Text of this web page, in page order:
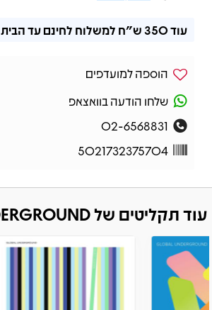
עוד350 ש"ח למשלוח לחינם עד הבית
הוספה למועדפים
שלחו הודעה בוואצאפ
02-6568831
5021732375704
עוד תקליטים של GLOBAL UNDERGROUND